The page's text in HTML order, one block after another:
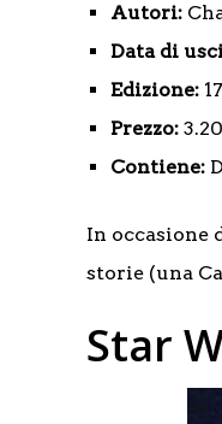
Autori:
Data di
Edizione:
Prezzo:
Contiene:
In occasione
storie (una
Star